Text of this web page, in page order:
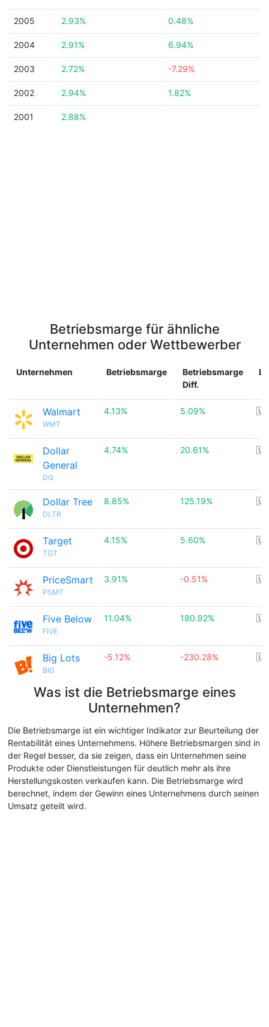
2005 2.93% 0.48%
2004 2.91% 6.94%
2003 2.72% -7.29%
2002 2.94% 1.82%
2001 2.88%
Betriebsmarge für ähnliche
Unternehmen oder Wettbewerber
Unternehmen Betriebsmarge
Betriebsmarge
Diff.
Walmart
WMT
4.13% 5.09%
Dollar
General
DG
4.74% 20.61%
Dollar Tree
DLTR
8.85% 125.19%
Target
TGT
4.15% 5.60%
PriceSmart
PSMT
3.91% -0.51%
Five Below
FIVE
11.04% 180.92%
Big Lots
BIG
-5.12% -230.28%
Was ist die Betriebsmarge eines
Unternehmen?
Die Betriebsmarge ist ein wichtiger Indikator zur Beurteilung der
Rentabilität eines Unternehmens. Höhere Betriebsmargen sind in
der Regel besser, da sie zeigen, dass ein Unternehmen seine
Produkte oder Dienstleistungen für deutlich mehr als ihre
Herstellungskosten verkaufen kann. Die Betriebsmarge wird
berechnet, indem der Gewinn eines Unternehmens durch seinen
Umsatz geteilt wird.